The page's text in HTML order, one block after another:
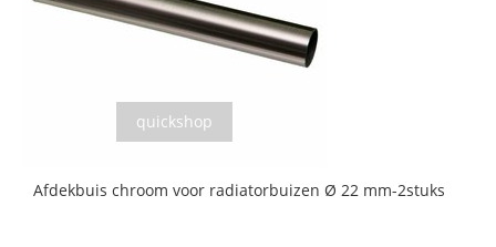
quickshop
Afdekbuis chroom voor radiatorbuizen Ø 22 mm-2stuks